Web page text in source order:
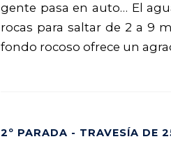
gente pasa en auto… El
rocas para saltar de 2 a 9
fondo rocoso ofrece un
2º PARADA - TRAVESÍA DE